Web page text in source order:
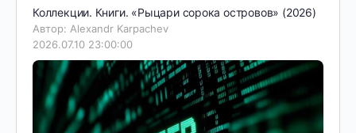
Коллекции. Книги. «Рыцари сорока островов» (2026)
Автор: Alexandr Karpachev
2026.07.10 23:00:00